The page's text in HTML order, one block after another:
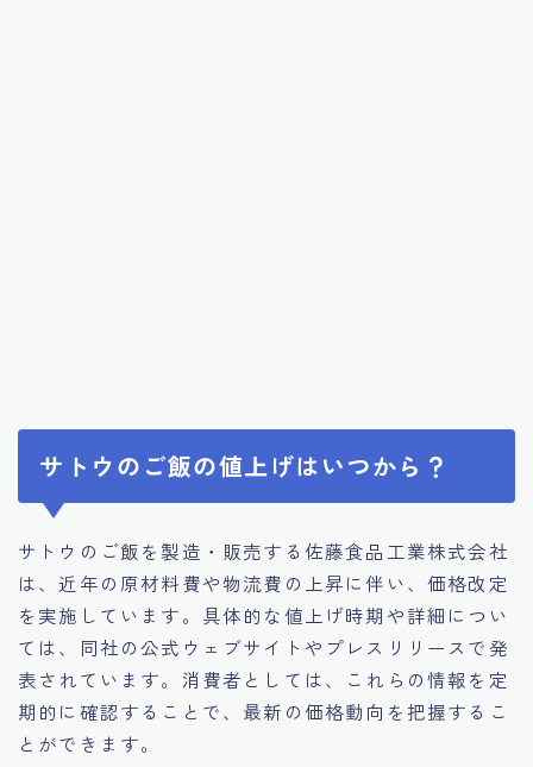
サトウのご飯の値上げはいつから？
サトウのご飯を製造・販売する佐藤食品工業株式会社
は、近年の原材料費や物流費の上昇に伴い、価格改定
を実施しています。​具体的な値上げ時期や詳細につい
ては、同社の公式ウェブサイトやプレスリリースで発
表されています。​消費者としては、これらの情報を定
期的に確認することで、最新の価格動向を把握するこ
とができます。​